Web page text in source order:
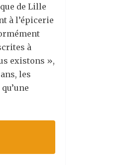
de Lille
à l’épicerie
à
existons »,
les